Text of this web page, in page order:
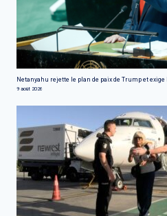
Netanyahu rejette le plan de paix de Trump et
9 août 2026